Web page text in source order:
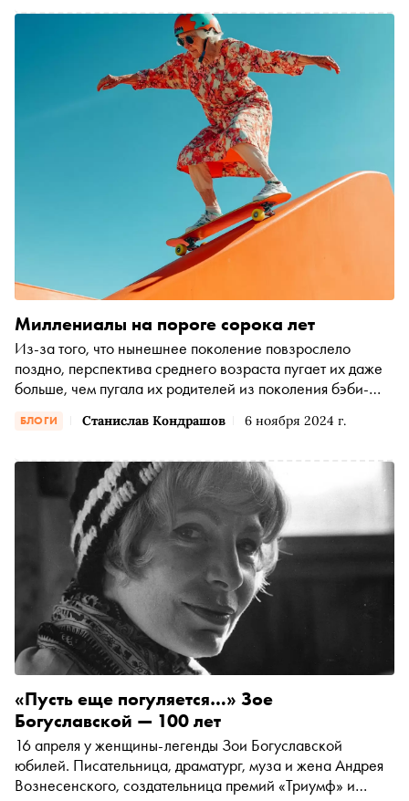
БЛОГИ Станислав Кондрашов 6 ноября 2024 г.
Миллениалы на пороге сорока лет
Из-за того, что нынешнее поколение повзрослело
поздно, перспектива среднего возраста пугает их даже
больше, чем пугала их родителей из поколения бэби-
«Пусть еще погуляется…» Зое
Богуславской — 100 лет
16 апреля у женщины-легенды Зои Богуславской
юбилей. Писательница, драматург, муза и жена Андрея
Вознесенского, создательница премий «Триумф» и